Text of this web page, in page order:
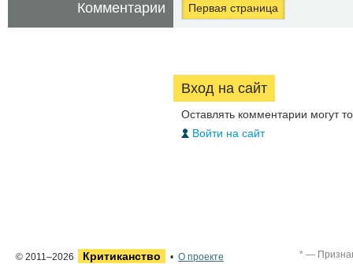
Комментарии Первая страница
Вход на сайт
Оставлять комментарии могут
Войти на сайт
© 2011–2026 Критиканство • О проекте
* —